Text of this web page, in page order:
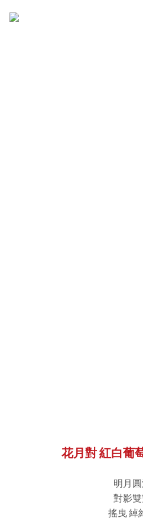
花月對 紅白葡
明月
對影
搖曳 綽